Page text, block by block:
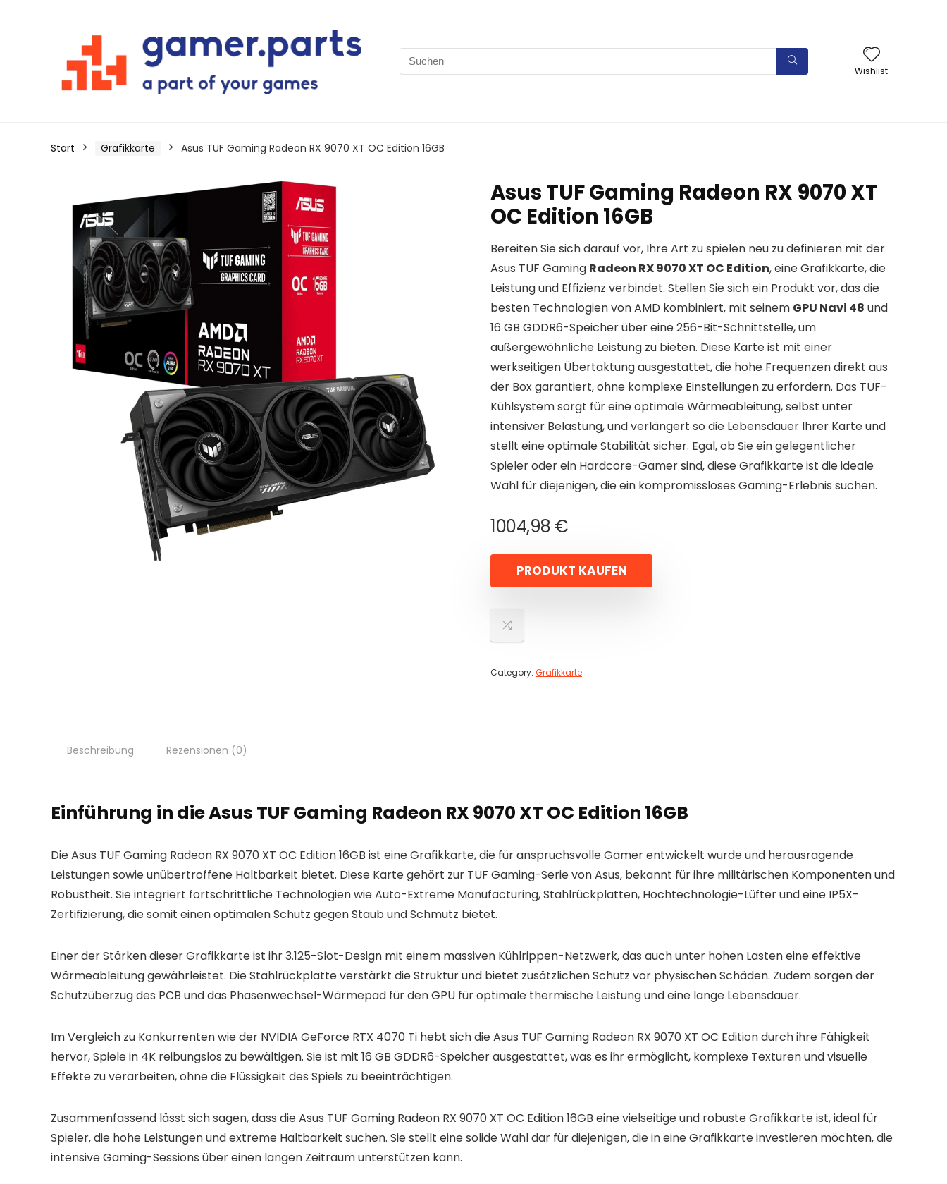
Search
for:
Wishlist
Start Grafikkarte Asus TUF Gaming Radeon RX 9070 XT OC Edition 16GB
Asus TUF Gaming Radeon RX 9070 XT
OC Edition 16GB
Bereiten Sie sich darauf vor, Ihre Art zu spielen neu zu definieren mit der
Asus TUF Gaming Radeon RX 9070 XT OC Edition, eine Grafikkarte, die
Leistung und Effizienz verbindet. Stellen Sie sich ein Produkt vor, das die
besten Technologien von AMD kombiniert, mit seinem GPU Navi 48 und
16 GB GDDR6-Speicher über eine 256-Bit-Schnittstelle, um
außergewöhnliche Leistung zu bieten. Diese Karte ist mit einer
werkseitigen Übertaktung ausgestattet, die hohe Frequenzen direkt aus
der Box garantiert, ohne komplexe Einstellungen zu erfordern. Das TUF-
Kühlsystem sorgt für eine optimale Wärmeableitung, selbst unter
intensiver Belastung, und verlängert so die Lebensdauer Ihrer Karte und
stellt eine optimale Stabilität sicher. Egal, ob Sie ein gelegentlicher
Spieler oder ein Hardcore-Gamer sind, diese Grafikkarte ist die ideale
Wahl für diejenigen, die ein kompromissloses Gaming-Erlebnis suchen.
1004,98 €
PRODUKT KAUFEN
Category: Grafikkarte
Beschreibung Rezensionen (0)
Einführung in die Asus TUF Gaming Radeon RX 9070 XT OC Edition 16GB
Die Asus TUF Gaming Radeon RX 9070 XT OC Edition 16GB ist eine Grafikkarte, die für anspruchsvolle Gamer entwickelt wurde und herausragende
Leistungen sowie unübertroffene Haltbarkeit bietet. Diese Karte gehört zur TUF Gaming-Serie von Asus, bekannt für ihre militärischen Komponenten und
Robustheit. Sie integriert fortschrittliche Technologien wie Auto-Extreme Manufacturing, Stahlrückplatten, Hochtechnologie-Lüfter und eine IP5X-
Zertifizierung, die somit einen optimalen Schutz gegen Staub und Schmutz bietet.
Einer der Stärken dieser Grafikkarte ist ihr 3.125-Slot-Design mit einem massiven Kühlrippen-Netzwerk, das auch unter hohen Lasten eine effektive
Wärmeableitung gewährleistet. Die Stahlrückplatte verstärkt die Struktur und bietet zusätzlichen Schutz vor physischen Schäden. Zudem sorgen der
Schutzüberzug des PCB und das Phasenwechsel-Wärmepad für den GPU für optimale thermische Leistung und eine lange Lebensdauer.
Im Vergleich zu Konkurrenten wie der NVIDIA GeForce RTX 4070 Ti hebt sich die Asus TUF Gaming Radeon RX 9070 XT OC Edition durch ihre Fähigkeit
hervor, Spiele in 4K reibungslos zu bewältigen. Sie ist mit 16 GB GDDR6-Speicher ausgestattet, was es ihr ermöglicht, komplexe Texturen und visuelle
Effekte zu verarbeiten, ohne die Flüssigkeit des Spiels zu beeinträchtigen.
Zusammenfassend lässt sich sagen, dass die Asus TUF Gaming Radeon RX 9070 XT OC Edition 16GB eine vielseitige und robuste Grafikkarte ist, ideal für
Spieler, die hohe Leistungen und extreme Haltbarkeit suchen. Sie stellt eine solide Wahl dar für diejenigen, die in eine Grafikkarte investieren möchten, die
intensive Gaming-Sessions über einen langen Zeitraum unterstützen kann.